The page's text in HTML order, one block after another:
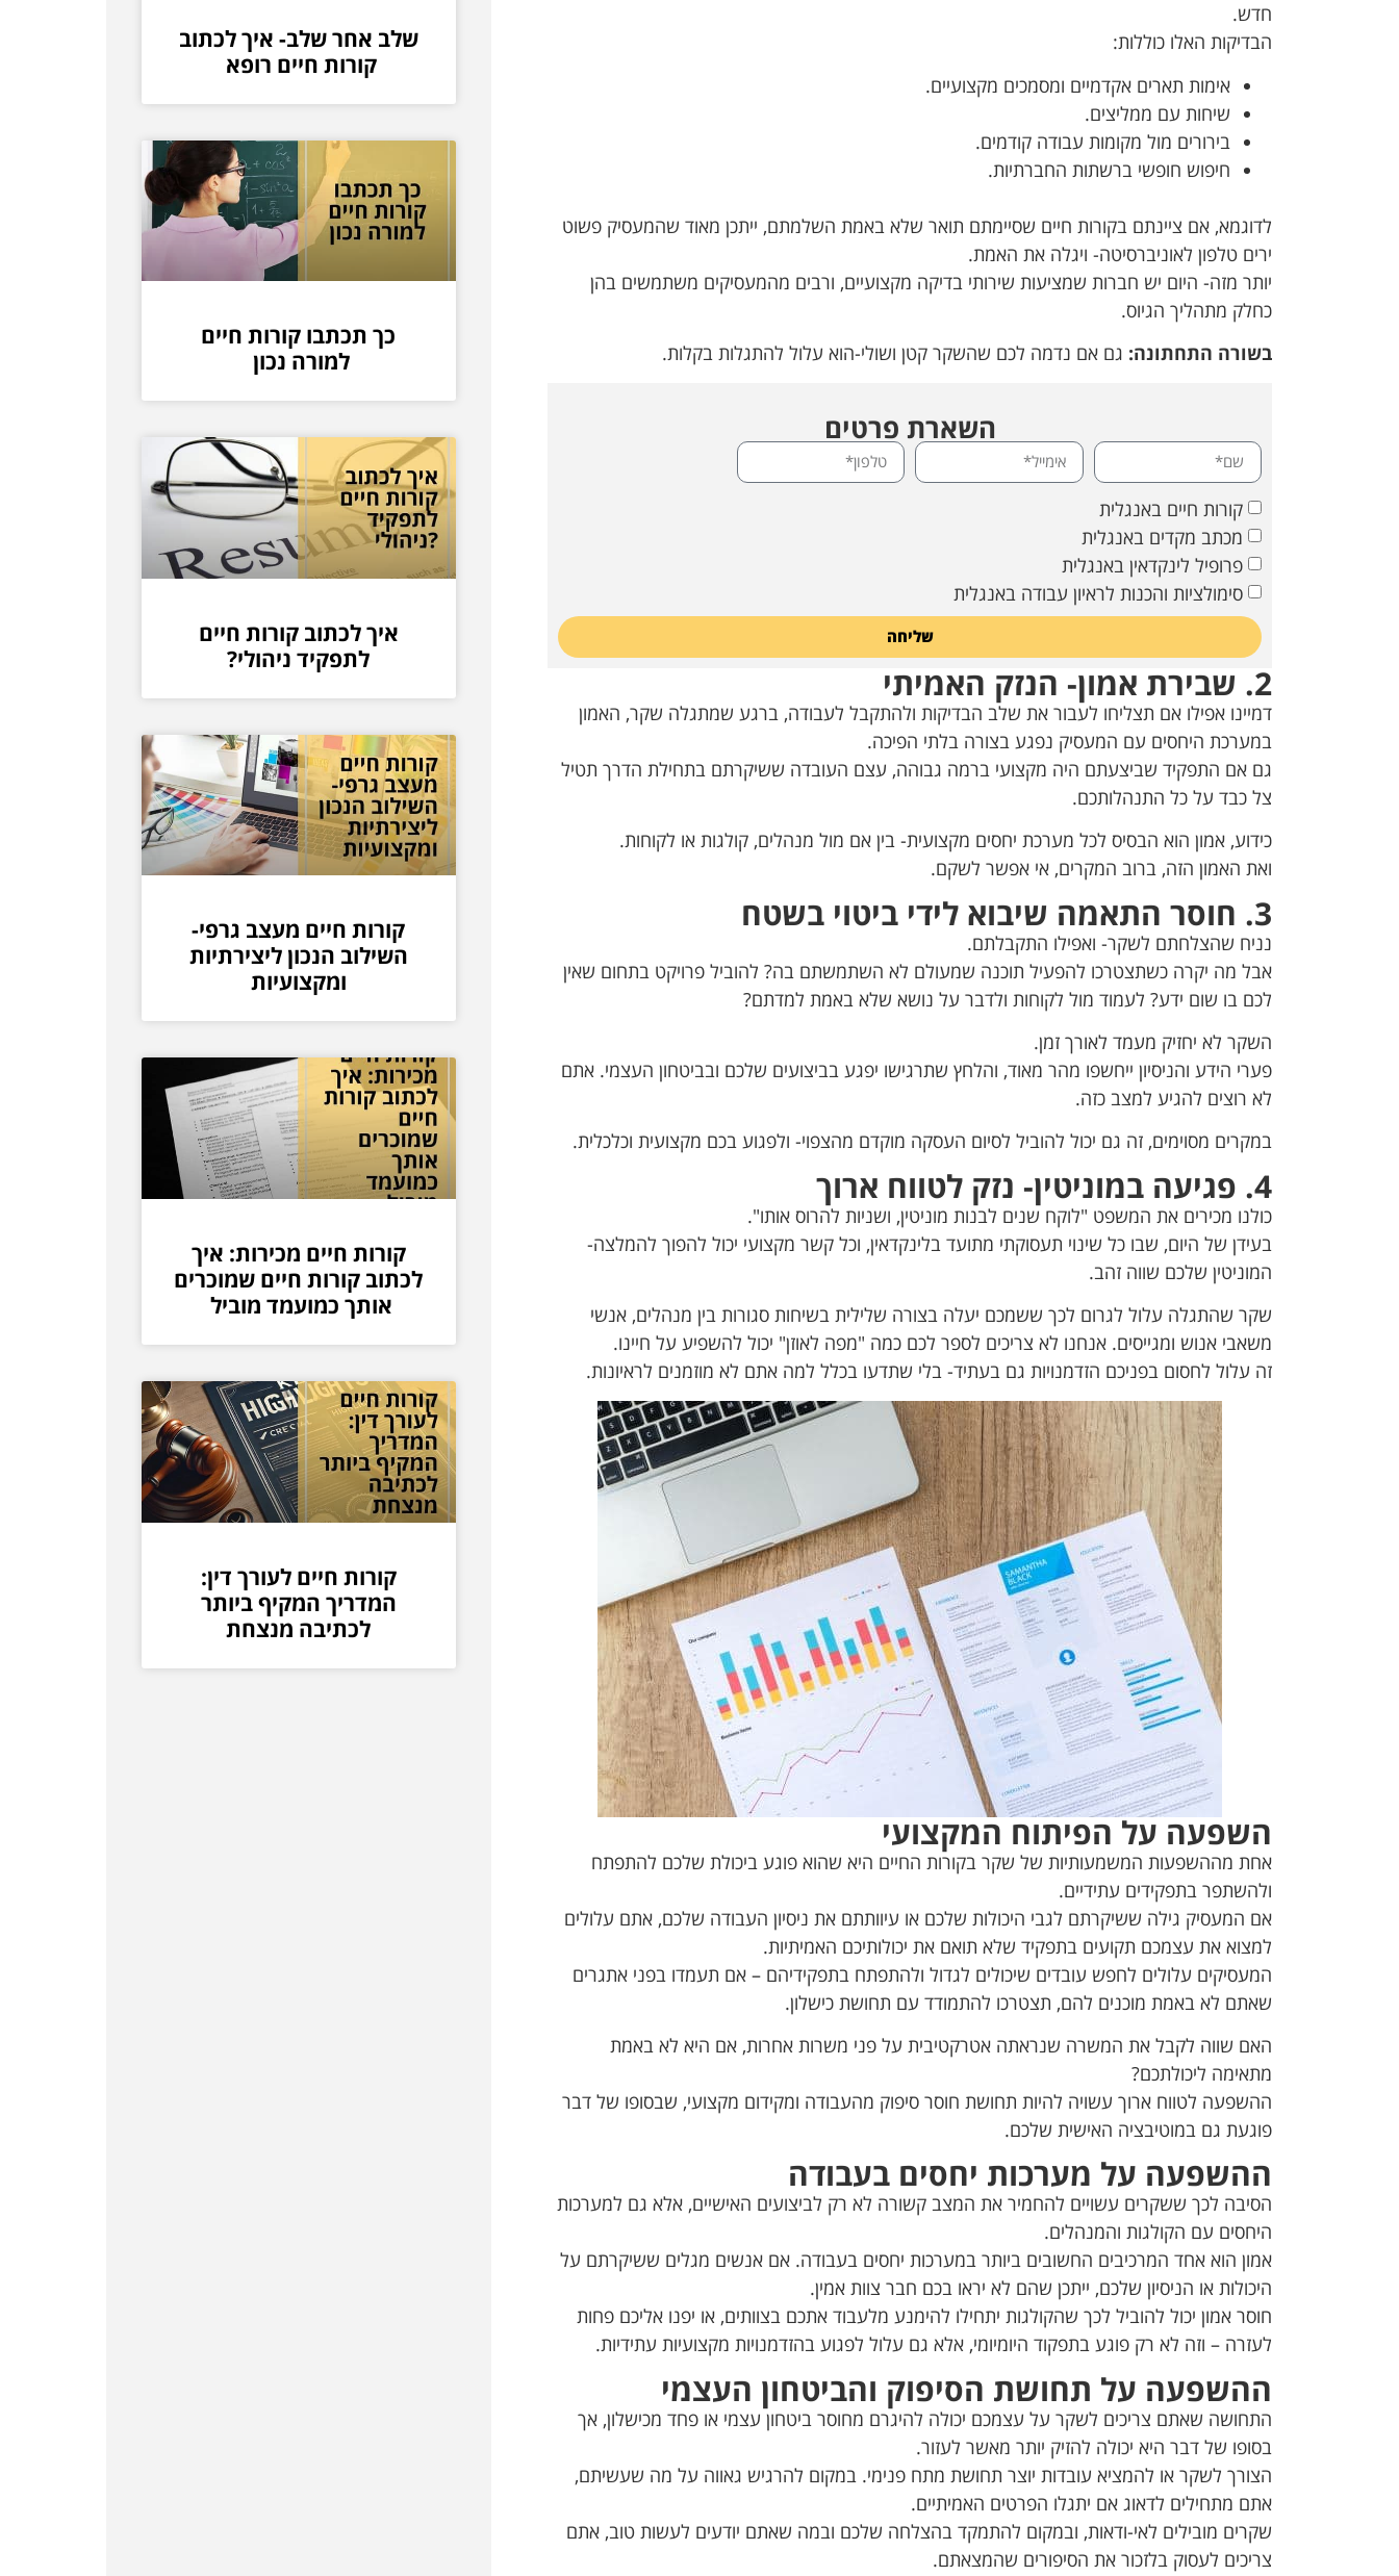
חדש.
הבדיקות האלו כוללות:
אימות תארים אקדמיים ומסמכים מקצועיים.
שיחות עם ממליצים.
בירורים מול מקומות עבודה קודמים.
חיפוש חופשי ברשתות החברתיות.
לדוגמא, אם ציינתם בקורות חיים שסיימתם תואר שלא באמת השלמתם, ייתכן מאוד שהמעסיק פשוט
ירים טלפון לאוניברסיטה- ויגלה את האמת.
יותר מזה- היום יש חברות שמציעות שירותי בדיקה מקצועיים, ורבים מהמעסיקים משתמשים בהן
כחלק מתהליך הגיוס.
בשורה התחתונה: גם אם נדמה לכם שהשקר קטן ושולי-הוא עלול להתגלות בקלות.
השארת פרטים
קורות חיים באנגלית
מכתב מקדים באנגלית
פרופיל לינקדאין באנגלית
סימולציות והכנות לראיון עבודה באנגלית
שליחה
2. שבירת אמון- הנזק האמיתי
דמיינו אפילו אם תצליחו לעבור את שלב הבדיקות ולהתקבל לעבודה, ברגע שמתגלה שקר, האמון
במערכת היחסים עם המעסיק נפגע בצורה בלתי הפיכה.
גם אם התפקיד שביצעתם היה מקצועי ברמה גבוהה, עצם העובדה ששיקרתם בתחילת הדרך תטיל
צל כבד על כל התנהלותכם.
כידוע, אמון הוא הבסיס לכל מערכת יחסים מקצועית- בין אם מול מנהלים, קולגות או לקוחות.
ואת האמון הזה, ברוב המקרים, אי אפשר לשקם.
3. חוסר התאמה שיבוא לידי ביטוי בשטח
נניח שהצלחתם לשקר- ואפילו התקבלתם.
אבל מה יקרה כשתצטרכו להפעיל תוכנה שמעולם לא השתמשתם בה? להוביל פרויקט בתחום שאין
לכם בו שום ידע? לעמוד מול לקוחות ולדבר על נושא שלא באמת למדתם?
השקר לא יחזיק מעמד לאורך זמן.
פערי הידע והניסיון ייחשפו מהר מאוד, והלחץ שתרגישו יפגע בביצועים שלכם ובביטחון העצמי. אתם
לא רוצים להגיע למצב כזה.
במקרים מסוימים, זה גם יכול להוביל לסיום העסקה מוקדם מהצפוי- ולפגוע בכם מקצועית וכלכלית.
4. פגיעה במוניטין- נזק לטווח ארוך
כולנו מכירים את המשפט "לוקח שנים לבנות מוניטין, ושניות להרוס אותו".
בעידן של היום, שבו כל שינוי תעסוקתי מתועד בלינקדאין, וכל קשר מקצועי יכול להפוך להמלצה-
המוניטין שלכם שווה זהב.
שקר שהתגלה עלול לגרום לכך ששמכם יעלה בצורה שלילית בשיחות סגורות בין מנהלים, אנשי
משאבי אנוש ומגייסים. אנחנו לא צריכים לספר לכם כמה "מפה לאוזן" יכול להשפיע על חיינו.
זה עלול לחסום בפניכם הזדמנויות גם בעתיד- בלי שתדעו בכלל למה אתם לא מוזמנים לראיונות.
השפעה על הפיתוח המקצועי
אחת מההשפעות המשמעותיות של שקר בקורות החיים היא שהוא פוגע ביכולת שלכם להתפתח
ולהשתפר בתפקידים עתידיים.
אם המעסיק גילה ששיקרתם לגבי היכולות שלכם או עיוותתם את ניסיון העבודה שלכם, אתם עלולים
למצוא את עצמכם תקועים בתפקיד שלא תואם את יכולותיכם האמיתיות.
המעסיקים עלולים לחפש עובדים שיכולים לגדול ולהתפתח בתפקידיהם – אם תעמדו בפני אתגרים
שאתם לא באמת מוכנים להם, תצטרכו להתמודד עם תחושת כישלון.
האם שווה לקבל את המשרה שנראתה אטרקטיבית על פני משרות אחרות, אם היא לא באמת
מתאימה ליכולתכם?
ההשפעה לטווח ארוך עשויה להיות תחושת חוסר סיפוק מהעבודה ומקידום מקצועי, שבסופו של דבר
פוגעת גם במוטיבציה האישית שלכם.
ההשפעה על מערכות יחסים בעבודה
הסיבה לכך ששקרים עשויים להחמיר את המצב קשורה לא רק לביצועים האישיים, אלא גם למערכות
היחסים עם הקולגות והמנהלים.
אמון הוא אחד המרכיבים החשובים ביותר במערכות יחסים בעבודה. אם אנשים מגלים ששיקרתם על
היכולות או הניסיון שלכם, ייתכן שהם לא יראו בכם חבר צוות אמין.
חוסר אמון יכול להוביל לכך שהקולגות יתחילו להימנע מלעבוד אתכם בצוותים, או יפנו אליכם פחות
לעזרה – וזה לא רק פוגע בתפקוד היומיומי, אלא גם עלול לפגוע בהזדמנויות מקצועיות עתידיות.
ההשפעה על תחושת הסיפוק והביטחון העצמי
התחושה שאתם צריכים לשקר על עצמכם יכולה להיגרם מחוסר ביטחון עצמי או פחד מכישלון, אך
בסופו של דבר היא יכולה להזיק יותר מאשר לעזור.
הצורך לשקר או להמציא עובדות יוצר תחושת מתח פנימי. במקום להרגיש גאווה על מה שעשיתם,
אתם מתחילים לדאוג אם יתגלו הפרטים האמיתיים.
שקרים מובילים לאי-ודאות, ובמקום להתמקד בהצלחה שלכם ובמה שאתם יודעים לעשות טוב, אתם
צריכים לעסוק בלזכור את הסיפורים שהמצאתם.
שלב אחר שלב- איך לכתוב
קורות חיים רופא
כך תכתבו קורות חיים
למורה נכון
איך לכתוב קורות חיים
לתפקיד ניהולי?
קורות חיים מעצב גרפי-
השילוב הנכון ליצירתיות
ומקצועיות
קורות חיים מכירות: איך
לכתוב קורות חיים שמוכרים
אותך כמועמד מוביל
קורות חיים לעורך דין:
המדריך המקיף ביותר
לכתיבה מנצחת